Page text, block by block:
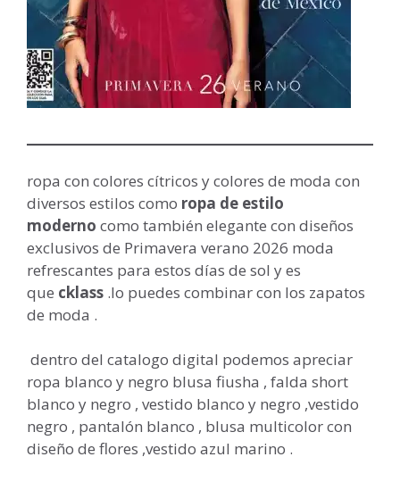
ropa con colores cítricos y colores de moda con
diversos estilos como ropa de estilo
moderno como también elegante con diseños
exclusivos de Primavera verano 2026 moda
refrescantes para estos días de sol y es
que cklass .lo puedes combinar con los zapatos
de moda .
dentro del catalogo digital podemos apreciar
ropa blanco y negro blusa fiusha , falda short
blanco y negro , vestido blanco y negro ,vestido
negro , pantalón blanco , blusa multicolor con
diseño de flores ,vestido azul marino .